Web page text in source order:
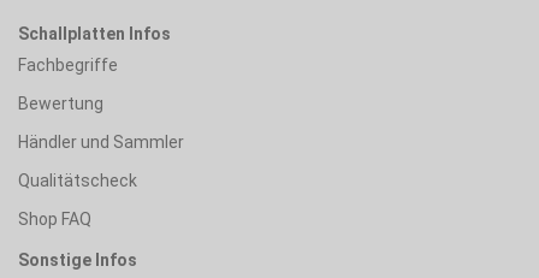
Schallplatten Infos
Fachbegriffe
Bewertung
Händler und Sammler
Qualitätscheck
Shop FAQ
Sonstige Infos